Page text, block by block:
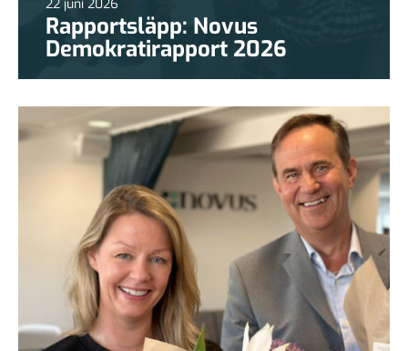
22 juni 2026
Rapportsläpp: Novus
Demokratirapport 2026